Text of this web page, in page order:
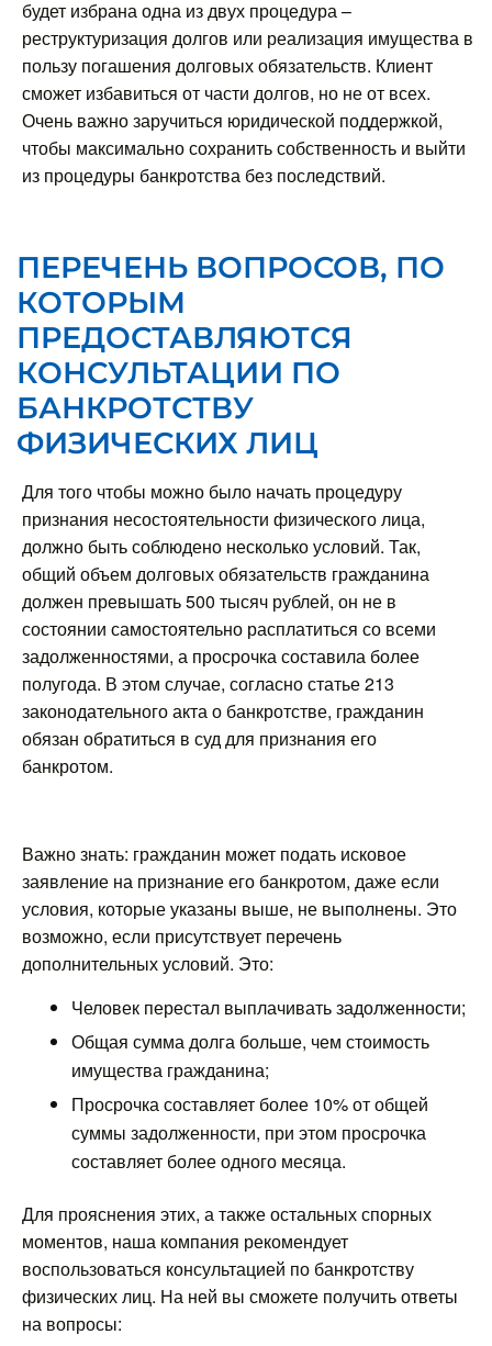
будет избрана одна из двух процедура –
реструктуризация долгов или реализация имущества в
пользу погашения долговых обязательств. Клиент
сможет избавиться от части долгов, но не от всех.
Очень важно заручиться юридической поддержкой,
чтобы максимально сохранить собственность и выйти
из процедуры банкротства без последствий.
ПЕРЕЧЕНЬ ВОПРОСОВ, ПО
КОТОРЫМ
ПРЕДОСТАВЛЯЮТСЯ
КОНСУЛЬТАЦИИ ПО
БАНКРОТСТВУ
ФИЗИЧЕСКИХ ЛИЦ
Для того чтобы можно было начать процедуру
признания несостоятельности физического лица,
должно быть соблюдено несколько условий. Так,
общий объем долговых обязательств гражданина
должен превышать 500 тысяч рублей, он не в
состоянии самостоятельно расплатиться со всеми
задолженностями, а просрочка составила более
полугода. В этом случае, согласно статье 213
законодательного акта о банкротстве, гражданин
обязан обратиться в суд для признания его
банкротом.
Важно знать: гражданин может подать исковое
заявление на признание его банкротом, даже если
условия, которые указаны выше, не выполнены. Это
возможно, если присутствует перечень
дополнительных условий. Это:
Человек перестал выплачивать задолженности;
Общая сумма долга больше, чем стоимость
имущества гражданина;
Просрочка составляет более 10% от общей
суммы задолженности, при этом просрочка
составляет более одного месяца.
Для прояснения этих, а также остальных спорных
моментов, наша компания рекомендует
воспользоваться консультацией по банкротству
физических лиц. На ней вы сможете получить ответы
на вопросы: